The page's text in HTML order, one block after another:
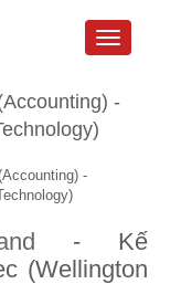
Toggle
-
- Kế
(Wellington